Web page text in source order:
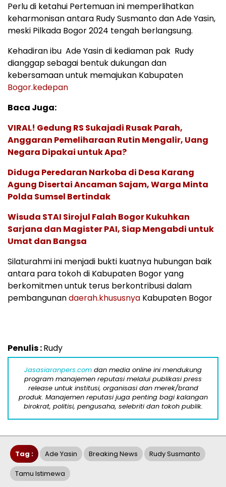
Perlu di ketahui Pertemuan ini memperlihatkan
keharmonisan antara Rudy Susmanto dan Ade Yasin,
meski Pilkada Bogor 2024 tengah berlangsung.
Kehadiran ibu Ade Yasin di kediaman pak Rudy
dianggap sebagai bentuk dukungan dan
kebersamaan untuk memajukan Kabupaten
Bogor.kedepan
Baca Juga:
VIRAL! Gedung RS Sukajadi Rusak Parah,
Anggaran Pemeliharaan Rutin Mengalir, Uang
Negara Dipakai untuk Apa?
Diduga Peredaran Narkoba di Desa Karang
Agung Disertai Ancaman Sajam, Warga Minta
Polda Sumsel Bertindak
Wisuda STAI Sirojul Falah Bogor Kukuhkan
Sarjana dan Magister PAI, Siap Mengabdi untuk
Umat dan Bangsa
Silaturahmi ini menjadi bukti kuatnya hubungan baik
antara para tokoh di Kabupaten Bogor yang
berkomitmen untuk terus berkontribusi dalam
pembangunandaerah.khususnya Kabupaten Bogor
Penulis :Rudy
Jasasiaranpers.com dan media online ini mendukung
program manajemen reputasi melalui publikasi press
release untuk institusi, organisasi dan merek/brand
produk. Manajemen reputasi juga penting bagi kalangan
birokrat, politisi, pengusaha, selebriti dan tokoh publik.
Tag : Ade Yasin Breaking News Rudy Susmanto
Tamu Istimewa